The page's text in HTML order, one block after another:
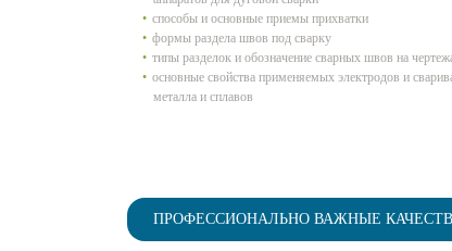
способы и основные приемы прихватки
формы раздела швов под сварку
типы разделок и обозначение сварных швов на
основные свойства применяемых электродов и
металла и сплавов
ПРОФЕССИОНАЛЬНО ВАЖНЫЕ